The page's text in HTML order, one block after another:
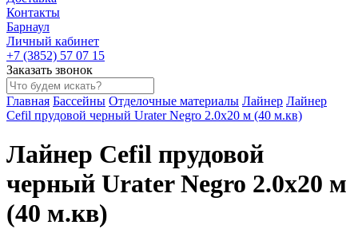
Контакты
Барнаул
Личный кабинет
+7 (3852) 57 07 15
Заказать звонок
Главная Бассейны Отделочные материалы Лайнер Лайнер
Cefil прудовой черный Urater Negro 2.0x20 м (40 м.кв)
Лайнер Cefil прудовой
черный Urater Negro 2.0x20 м
(40 м.кв)